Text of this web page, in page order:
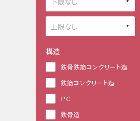
構造
鉄骨鉄筋コンクリート造
鉄筋コンクリート造
ＰＣ
鉄骨造